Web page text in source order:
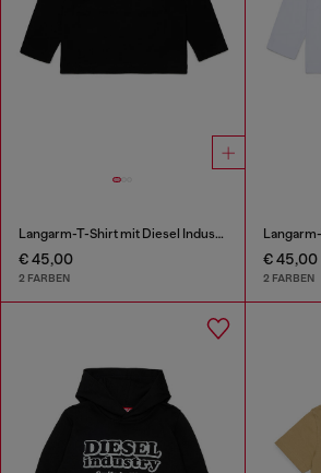
Langarm-T-Shirt mit Diesel Industry Print
€ 45,00
2 FARBEN
€ 45,00
2 FARBEN